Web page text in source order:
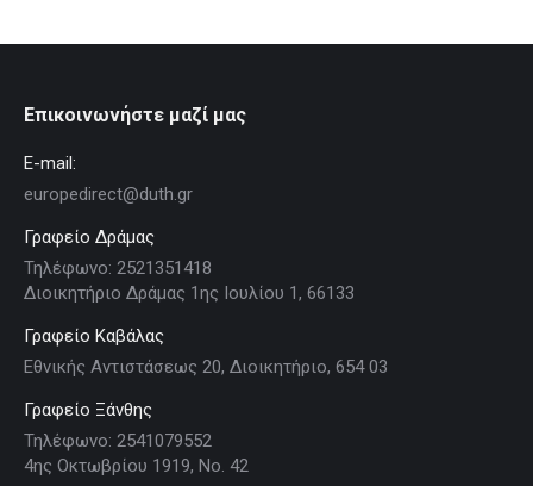
Επικοινωνήστε μαζί μας
E-mail:
europedirect@duth.gr
Γραφείο Δράμας
Τηλέφωνο: 2521351418
Διοικητήριο Δράμας 1ης Ιουλίου 1, 66133
Γραφείο Καβάλας
Εθνικής Αντιστάσεως 20, Διοικητήριο, 654 03
Γραφείο Ξάνθης
Τηλέφωνο: 2541079552
4ης Οκτωβρίου 1919, Νο. 42